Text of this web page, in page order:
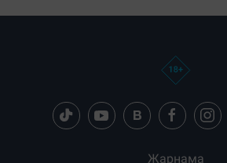
Бөлісу: